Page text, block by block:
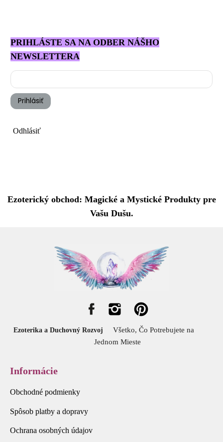
PRIHLÁSTE SA NA ODBER NÁŠHO
NEWSLETTERA
Prihlásiť
Odhlásiť
Ezoterický obchod: Magické a Mystické Produkty pre
Vašu Dušu.
Ezoterika a Duchovný Rozvoj
Všetko, Čo Potrebujete na
Jednom Mieste
Informácie
Obchodné podmienky
Spôsob platby a dopravy
Ochrana osobných údajov